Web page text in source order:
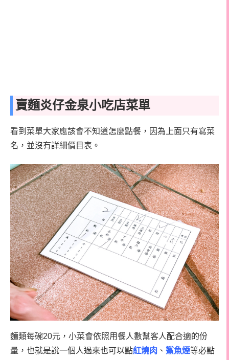
賣麵炎仔金泉小吃店菜單
看到菜單大家應該會不知道怎麼點餐，因為上面只有寫菜
名，並沒有詳細價目表。
麵類每碗20元，小菜會依照用餐人數幫客人配合適的份
量，也就是說一個人過來也可以點紅燒肉 、 鯊魚煙等必點